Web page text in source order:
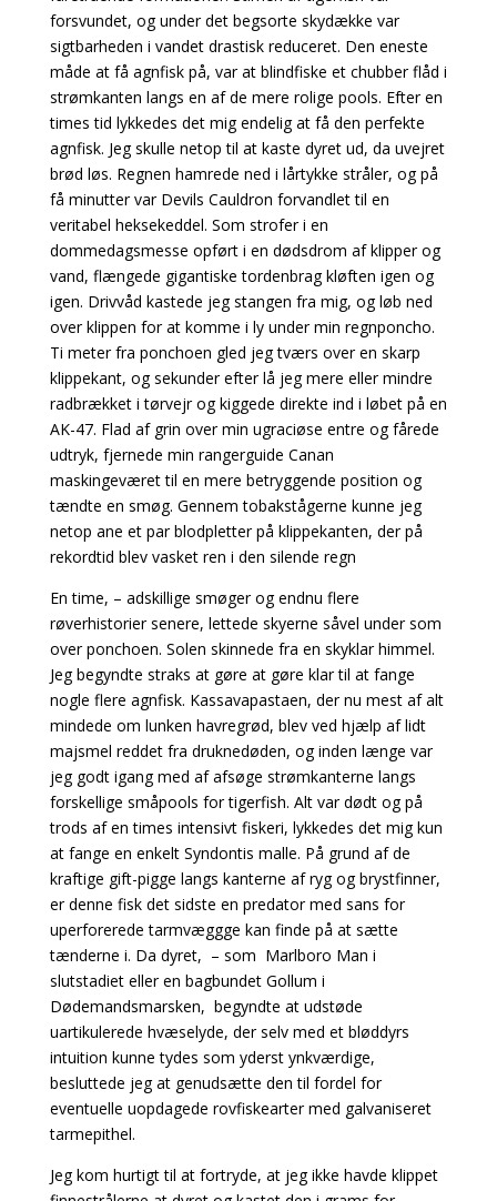
forsvundet, og under det begsorte skydække var
sigtbarheden i vandet drastisk reduceret. Den eneste
måde at få agnfisk på, var at blindfiske et chubber flåd i
strømkanten langs en af de mere rolige pools. Efter en
times tid lykkedes det mig endelig at få den perfekte
agnfisk. Jeg skulle netop til at kaste dyret ud, da uvejret
brød løs. Regnen hamrede ned i lårtykke stråler, og på
få minutter var Devils Cauldron forvandlet til en
veritabel heksekeddel. Som strofer i en
dommedagsmesse opført i en dødsdrom af klipper og
vand, flængede gigantiske tordenbrag kløften igen og
igen. Drivvåd kastede jeg stangen fra mig, og løb ned
over klippen for at komme i ly under min regnponcho.
Ti meter fra ponchoen gled jeg tværs over en skarp
klippekant, og sekunder efter lå jeg mere eller mindre
radbrækket i tørvejr og kiggede direkte ind i løbet på en
AK-47. Flad af grin over min ugraciøse entre og fårede
udtryk, fjernede min rangerguide Canan
maskingeværet til en mere betryggende position og
tændte en smøg. Gennem tobakstågerne kunne jeg
netop ane et par blodpletter på klippekanten, der på
rekordtid blev vasket ren i den silende regn
En time, – adskillige smøger og endnu flere
røverhistorier senere, lettede skyerne såvel under som
over ponchoen. Solen skinnede fra en skyklar himmel.
Jeg begyndte straks at gøre at gøre klar til at fange
nogle flere agnfisk. Kassavapastaen, der nu mest af alt
mindede om lunken havregrød, blev ved hjælp af lidt
majsmel reddet fra druknedøden, og inden længe var
jeg godt igang med af afsøge strømkanterne langs
forskellige småpools for tigerfish. Alt var dødt og på
trods af en times intensivt fiskeri, lykkedes det mig kun
at fange en enkelt Syndontis malle. På grund af de
kraftige gift-pigge langs kanterne af ryg og brystfinner,
er denne fisk det sidste en predator med sans for
uperforerede tarmvæggge kan finde på at sætte
tænderne i. Da dyret, – som Marlboro Man i
slutstadiet eller en bagbundet Gollum i
Dødemandsmarsken, begyndte at udstøde
uartikulerede hvæselyde, der selv med et bløddyrs
intuition kunne tydes som yderst ynkværdige,
besluttede jeg at genudsætte den til fordel for
eventuelle uopdagede rovfiskearter med galvaniseret
tarmepithel.
Jeg kom hurtigt til at fortryde, at jeg ikke havde klippet